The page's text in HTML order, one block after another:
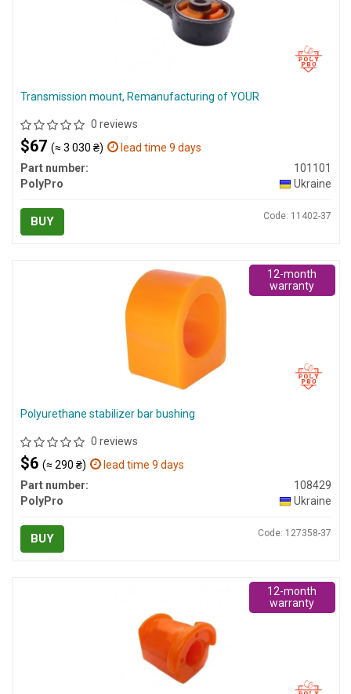
Transmission mount, Remanufacturing of YOUR
0 reviews
$67 (≈ 3 030 ₴)
lead time 9 days
Part number:
101101
PolyPro
Ukraine
BUY Code: 11402-37
Polyurethane stabilizer bar bushing
0 reviews
$6 (≈ 290 ₴)
lead time 9 days
Part number:
108429
PolyPro
Ukraine
BUY Code: 127358-37
12-month
warranty
12-month
warranty